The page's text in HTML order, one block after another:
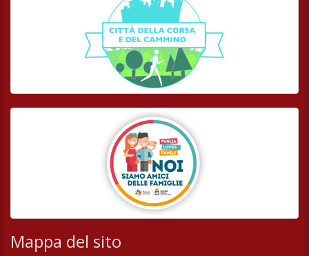
Mappa del sito